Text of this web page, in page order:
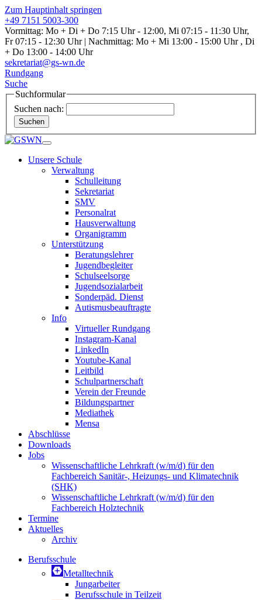
Zum Hauptinhalt springen
+49 7151 5003-300
Vormittag: Mo + Di + Do 7:15 Uhr - 12:00, Mi 07:15 - 11:30 Uhr,
Fr 07:15 - 12:30 Uhr | Nachmittag: Mo + Mi 13:00 - 15:00 Uhr , Di
+ Do 13:00 - 14:00 Uhr
sekretariat@gs-wn.de
Rundgang
Suche
Suchformular
Suchen nach:
Suchen
Unsere Schule
Verwaltung
Schulleitung
Sekretariat
SMV
Personalrat
Hausverwaltung
Organigramm
Unterstützung
Beratungslehrer
Jugendbegleiter
Schulseelsorge
Jugendsozialarbeit
Sonderpäd. Dienst
Autismusbeauftragte
Info
Virtueller Rundgang
Instagram-Kanal
LinkedIn
Youtube-Kanal
Leitbild
Schulpartnerschaft
Verein der Freunde
Bildungspartner
Mediathek
Mensa
Abschlüsse
Downloads
Jobs
Wissenschaftliche Lehrkraft (w/m/d) für den
Fachbereich Sanitär-, Heizungs- und Klimatechnik
(SHK)
Wissenschaftliche Lehrkraft (w/m/d) für den
Fachbereich Holztechnik
Termine
Aktuelles
Archiv
Berufsschule
Metalltechnik
Jungarbeiter
Berufsschule in Teilzeit